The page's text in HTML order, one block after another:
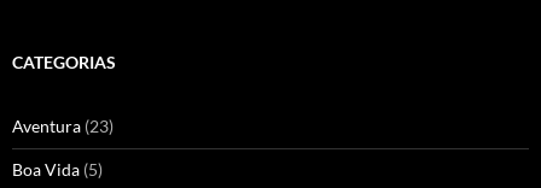
CATEGORIAS
Aventura (23)
Boa Vida (5)